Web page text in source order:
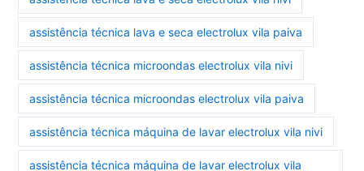
assistência técnica lava e seca electrolux vila paiva
assistência técnica microondas electrolux vila nivi
assistência técnica microondas electrolux vila paiva
assistência técnica máquina de lavar electrolux vila nivi
assistência técnica máquina de lavar electrolux vila